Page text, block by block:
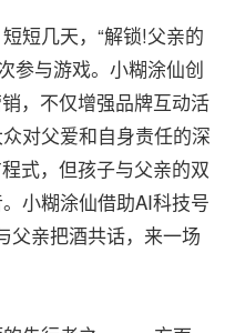
几天，“解锁!父亲的
参与游戏。小糊涂仙创
，不仅增强品牌互动活
对父爱和自身责任的深
式，但孩子与父亲的双
小糊涂仙借助AI科技号
父亲把酒共话，来一场